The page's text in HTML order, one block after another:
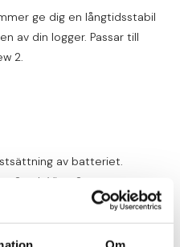
ge dig en långtidsstabil
av din logger. Passar till
2.
av batteriet.
2 och View 2
tät